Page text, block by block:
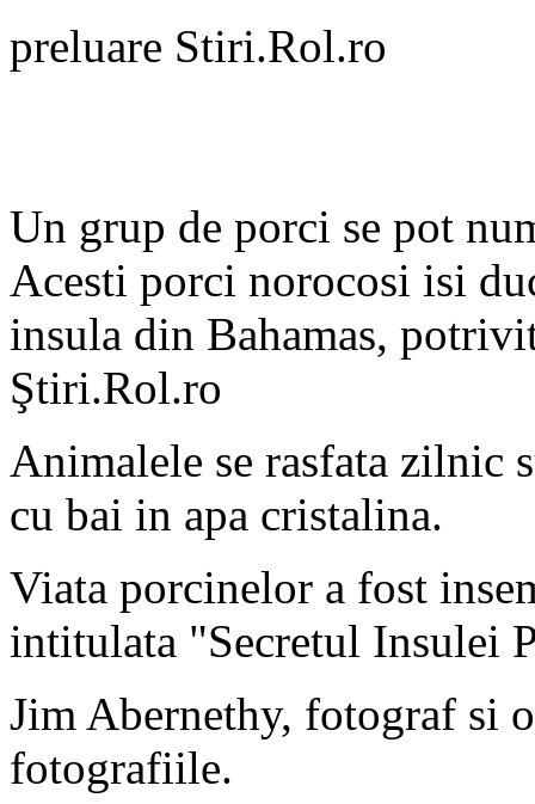
preluare Stiri.Rol.ro
Un grup de porci se pot
Acesti porci norocosi isi
insula din Bahamas,
Ştiri.Rol.ro
Animalele se rasfata zilnic
cu bai in apa cristalina.
Viata porcinelor a fost
intitulata "Secretul Insulei
Jim Abernethy, fotograf si
fotografiile.